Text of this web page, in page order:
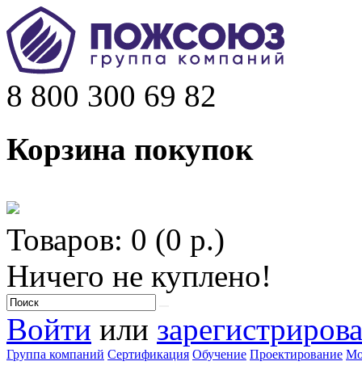
8 800 300 69 82
Корзина покупок
Товаров: 0 (0 р.)
Ничего не куплено!
Войти или
Группа компаний Сертификация Обучение Проектирование